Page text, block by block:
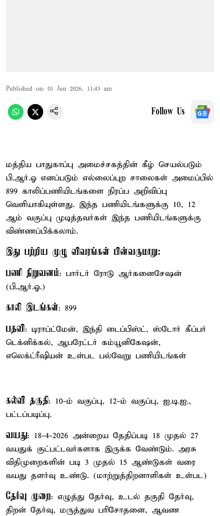
Published on: 01 Jun 2026, 11:43 am
Follow Us
மத்திய பாதுகாப்பு அமைச்சகத்தின் கீழ் செயல்படும்
பி.ஆர்.ஓ எனப்படும் எல்லைப்புற சாலைகள் அமைப்பில்
899 காலிப்பணியிடங்களை நிரப்ப அறிவிப்பு
வெளியாகியுள்ளது. இந்த பணியிடங்களுக்கு 10, 12
ஆம் வகுப்பு முடித்தவர்கள் இந்த பணியிடங்களுக்கு
விண்ணப்பிக்கலாம்.
இது பற்றிய முழு விவரங்கள் பின்வருமாறு:
பணி நிறுவனம்: பார்டர் ரோடு ஆர்கனைசேஷன்
(பி.ஆர்.ஓ.)
காலி இடங்கள்: 899
பதவி: டிராப்ட்மேன், இந்தி டைப்பிஸ்ட், ஸ்டோர் கீப்பர்
டெக்னிக்கல், ஆபரேட்டர் கம்யூனிகேஷன்,
எலெக்ட்ரீஷியன் உள்பட பல்வேறு பணியிடங்கள்
கல்வி தகுதி: 10-ம் வகுப்பு, 12-ம் வகுப்பு, ஐ.டி.ஐ.,
பட்டப்படிப்பு.
வயது: 18-4-2026 அன்றைய தேதிப்படி 18 முதல் 27
வயதுக் குட்பட்டவர்களாக இருக்க வேண்டும். அரசு
விதிமுறைகளின் படி 3 முதல் 15 ஆண்டுகள் வரை
வயது தளர்வு உண்டு. (மாற்றுத்திறனாளிகள் உள்பட)
தேர்வு முறை: எழுத்து தேர்வு, உடல் தகுதி தேர்வு,
திறன் தேர்வு, மருத்துவ பரிசோதனை, ஆவண